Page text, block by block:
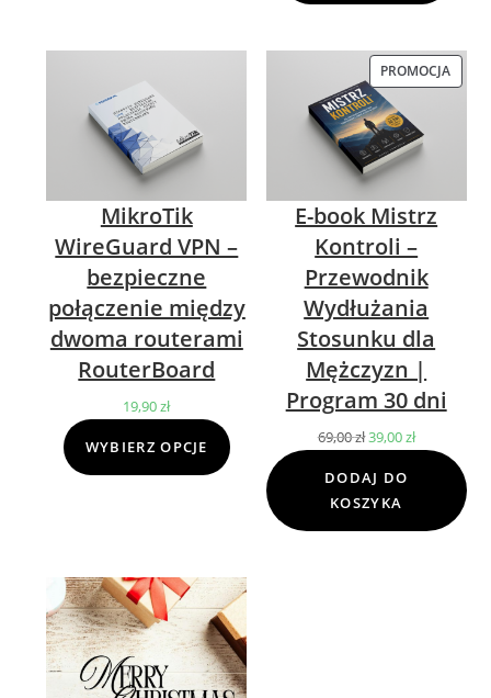
MikroTik
WireGuard VPN –
bezpieczne
połączenie między
dwoma routerami
RouterBoard
19,90zł
WYBIERZ OPCJE
PROMOCJA
E-book Mistrz
Kontroli –
Przewodnik
Wydłużania
Stosunku dla
Mężczyzn |
Program 30 dni
69,00złPierwotna
wynosiła:
39,00złAktualna
cena
wynosi:
39,00 zł.
DODAJ DO
KOSZYKA